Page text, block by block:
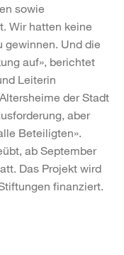
sowie
Wir hatten keine
gewinnen. Und die
auf», berichtet
Leiterin
der Stadt
aber
Beteiligten».
ab September
Das Projekt wird
finanziert.